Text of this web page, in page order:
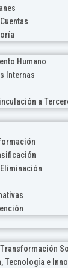
Humano
Internas
a
Tecnología e